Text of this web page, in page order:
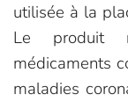
utilisée à la
Le produit
médicaments
maladies